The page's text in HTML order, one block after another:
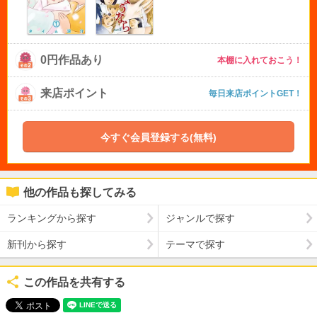
0円作品あり 本棚に入れておこう！
来店ポイント 毎日来店ポイントGET！
今すぐ会員登録する(無料)
他の作品も探してみる
ランキングから探す ジャンルで探す
新刊から探す テーマで探す
この作品を共有する